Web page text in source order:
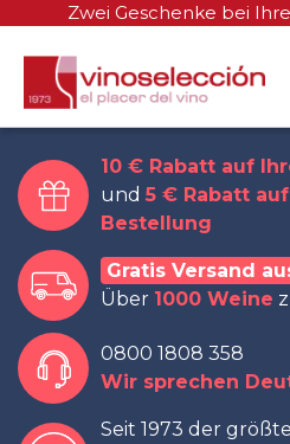
Zwei Geschenke bei
10 € Rabatt auf
und5 € Rabatt
Bestellung
Gratis Versand
Über 1000 Weine
0800 1808 358
Wir sprechen
Seit 1973 der größte